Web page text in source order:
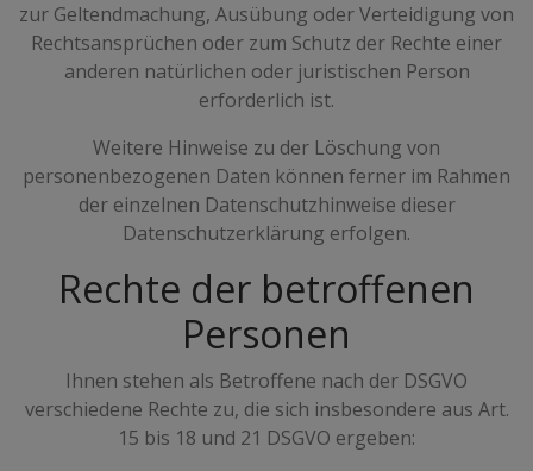
zur Geltendmachung, Ausübung oder Verteidigung von
Rechtsansprüchen oder zum Schutz der Rechte einer
anderen natürlichen oder juristischen Person
erforderlich ist.
Weitere Hinweise zu der Löschung von
personenbezogenen Daten können ferner im Rahmen
der einzelnen Datenschutzhinweise dieser
Datenschutzerklärung erfolgen.
Rechte der betroffenen
Personen
Ihnen stehen als Betroffene nach der DSGVO
verschiedene Rechte zu, die sich insbesondere aus Art.
15 bis 18 und 21 DSGVO ergeben: